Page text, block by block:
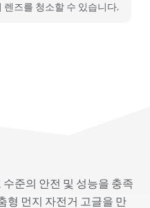
즈를 청소할 수 있습니다.
준의 안전 및 성능을 충족
형 먼지 자전거 고글을 만